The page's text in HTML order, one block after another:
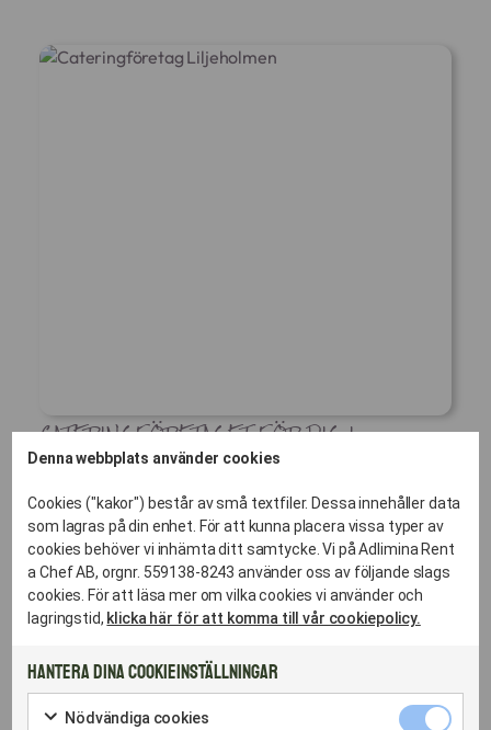
CATERINGFÖRETAGET FÖR DIG I
LILJEHOLMEN SOM TAR ANSVAR HELA
VÄGEN – FRÅN FÖRSTA SMAKPROVET TILL
ATT DISKEN ÄR HÄMTAD
Din lokala
totalleverantör –
Cateringföretaget som
Denna webbplats använder cookies
Cookies ("kakor") består av små textfiler. Dessa innehåller data
som lagras på din enhet. För att kunna placera vissa typer av
cookies behöver vi inhämta ditt samtycke. Vi på Adlimina Rent
a Chef AB, orgnr. 559138-8243 använder oss av följande slags
cookies. För att läsa mer om vilka cookies vi använder och
lagringstid, klicka här för att komma till vår cookiepolicy.
Hantera dina cookieinställningar
Nödvändiga cookies